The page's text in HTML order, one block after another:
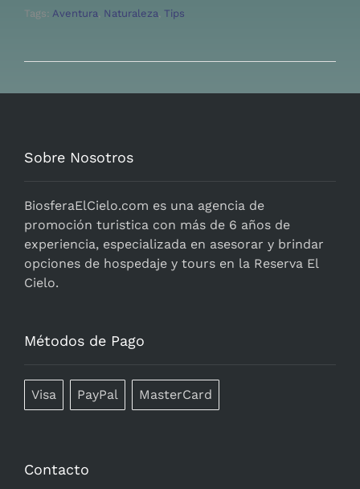
Tags: Aventura, Naturaleza, Tips
Sobre Nosotros
BiosferaElCielo.com es una agencia de
promoción turistica con más de 6 años de
experiencia, especializada en asesorar y brindar
opciones de hospedaje y tours en la Reserva El
Cielo.
Métodos de Pago
Visa PayPal MasterCard
Contacto